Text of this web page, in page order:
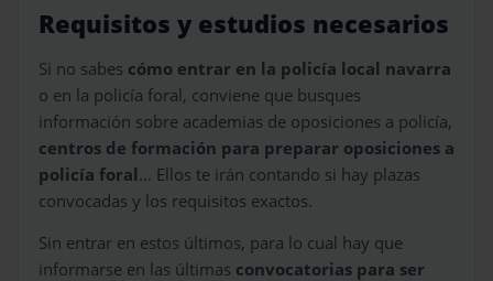
Requisitos y estudios necesarios
Si no sabes cómo entrar en la policía local navarra
o en la policía foral, conviene que busques
información sobre academias de oposiciones a policía,
centros de formación para preparar oposiciones a
policía foral… Ellos te irán contando si hay plazas
convocadas y los requisitos exactos.
Sin entrar en estos últimos, para lo cual hay que
informarse en las últimas convocatorias para ser